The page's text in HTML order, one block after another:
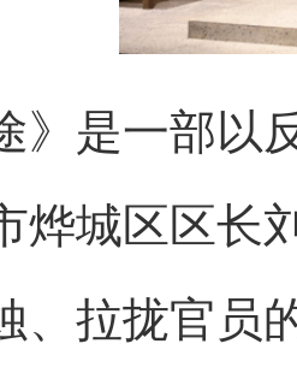
是一部以反
烨城区区长
、拉拢官员